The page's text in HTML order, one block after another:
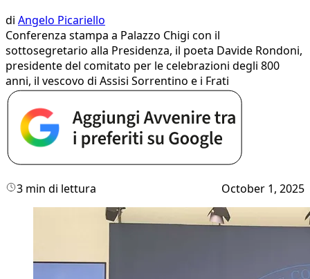
di Angelo Picariello
Conferenza stampa a Palazzo Chigi con il
sottosegretario alla Presidenza, il poeta Davide Rondoni,
presidente del comitato per le celebrazioni degli 800
anni, il vescovo di Assisi Sorrentino e i Frati
3 min di lettura October 1, 2025